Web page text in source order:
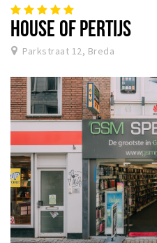
HOUSE OF PERTIJS
Parkstraat 12, Breda